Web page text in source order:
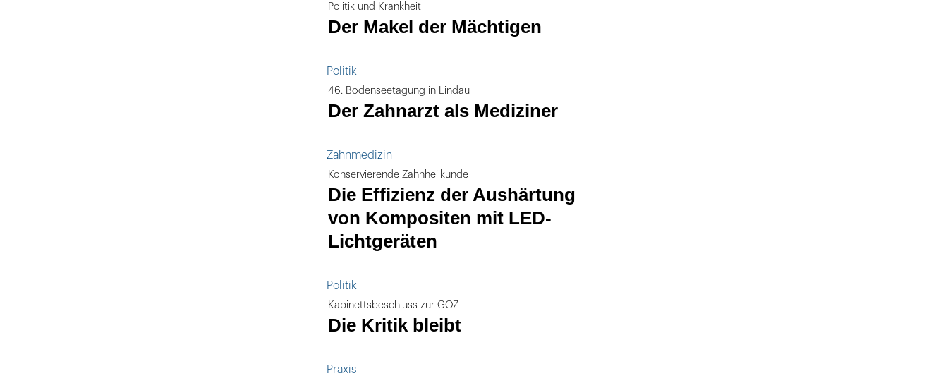
Politik und Krankheit
Der Makel der Mächtigen
Politik
46. Bodenseetagung in Lindau
Der Zahnarzt als Mediziner
Zahnmedizin
Konservierende Zahnheilkunde
Die Effizienz der Aushärtung
von Kompositen mit LED-
Lichtgeräten
Politik
Kabinettsbeschluss zur GOZ
Die Kritik bleibt
Praxis